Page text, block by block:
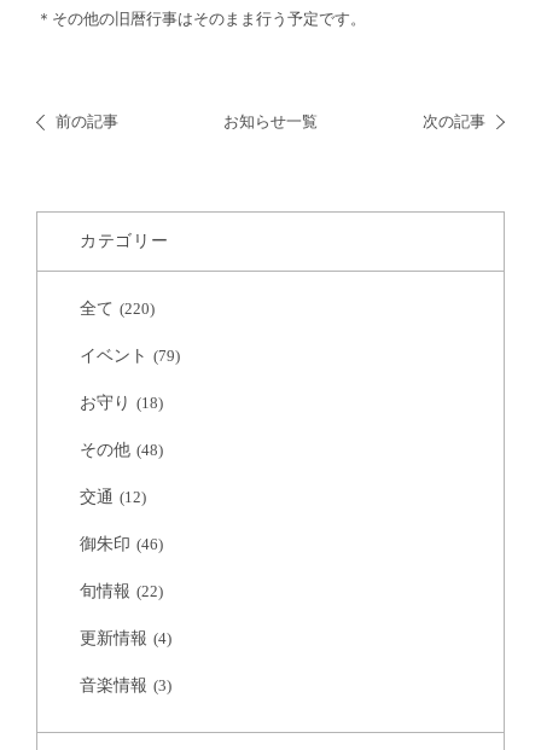
＊その他の旧暦行事はそのまま行う予定です。
前の記事 お知らせ一覧 次の記事
カテゴリー
全て (220)
イベント (79)
お守り (18)
その他 (48)
交通 (12)
御朱印 (46)
旬情報 (22)
更新情報 (4)
音楽情報 (3)